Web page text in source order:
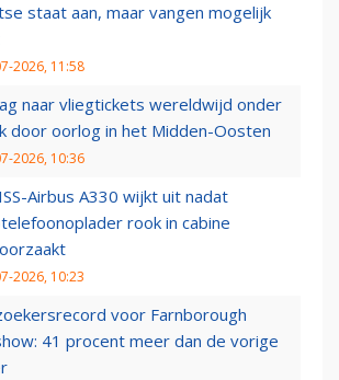
staat aan, maar vangen mogelijk
2026, 11:58
naar vliegtickets wereldwijd onder
door oorlog in het Midden-Oosten
2026, 10:36
Airbus A330 wijkt uit nadat
rook in cabine
2026, 10:23
voor Farnborough
41 procent meer dan de vorige